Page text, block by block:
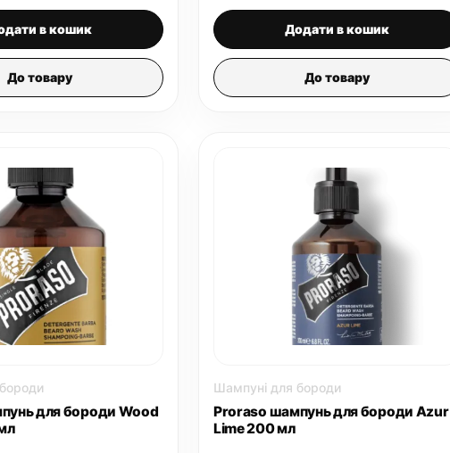
в кошик
До товару
Додати в кошик
До товару
для бороди Wood
Шампуні для бороди
Proraso шампунь для бороди Azur
Lime 200 мл